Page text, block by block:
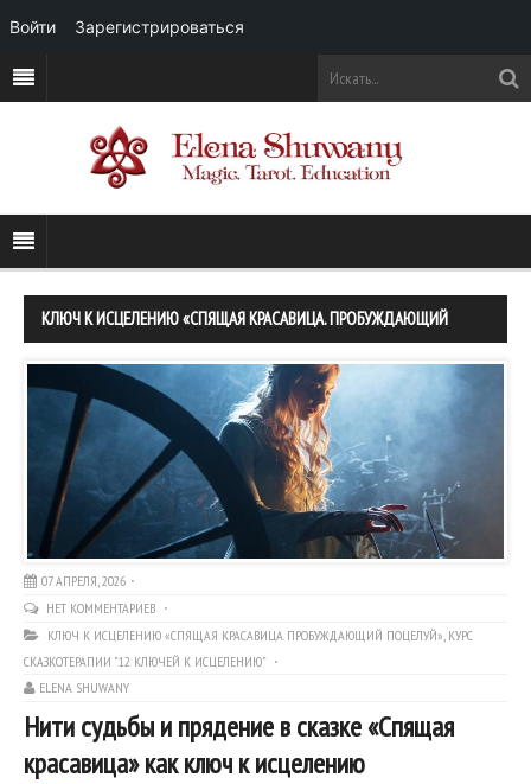
КЛЮЧ К ИСЦЕЛЕНИЮ «СПЯЩАЯ КРАСАВИЦА. ПРОБУЖДАЮЩИЙ
ПОЦЕЛУЙ»
07 АПРЕЛЯ, 2026
НЕТ КОММЕНТАРИЕВ
КЛЮЧ К ИСЦЕЛЕНИЮ «СПЯЩАЯ КРАСАВИЦА. ПРОБУЖДАЮЩИЙ ПОЦЕЛУЙ», КУРС
СКАЗКОТЕРАПИИ "12 КЛЮЧЕЙ К ИСЦЕЛЕНИЮ"
ELENA SHUWANY
Нити судьбы и прядение в сказке «Спящая
красавица» как ключ к исцелению
Войти Зарегистрироваться